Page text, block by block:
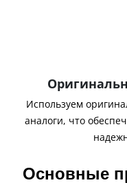
Используем
аналоги, что
Основные